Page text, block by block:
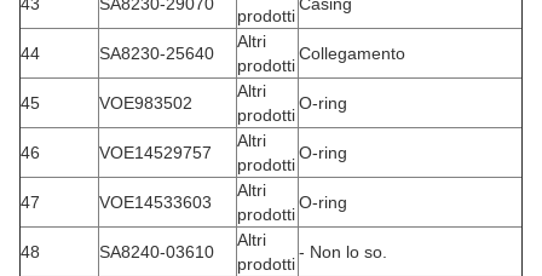
prodotti
44 SA8230-25640
Altri
prodotti
Collegamento
45 VOE983502
Altri
prodotti
O-ring
46 VOE14529757
Altri
prodotti
O-ring
47 VOE14533603
Altri
prodotti
O-ring
48 SA8240-03610
Altri
prodotti
- Non lo so.